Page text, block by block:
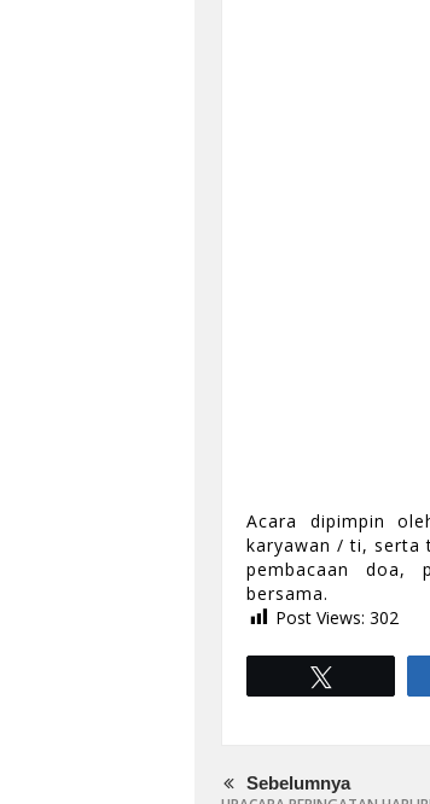
Acara dipimpin
karyawan / ti, serta
pembacaan doa,
bersama.
Post Views: 302
Sebelumnya